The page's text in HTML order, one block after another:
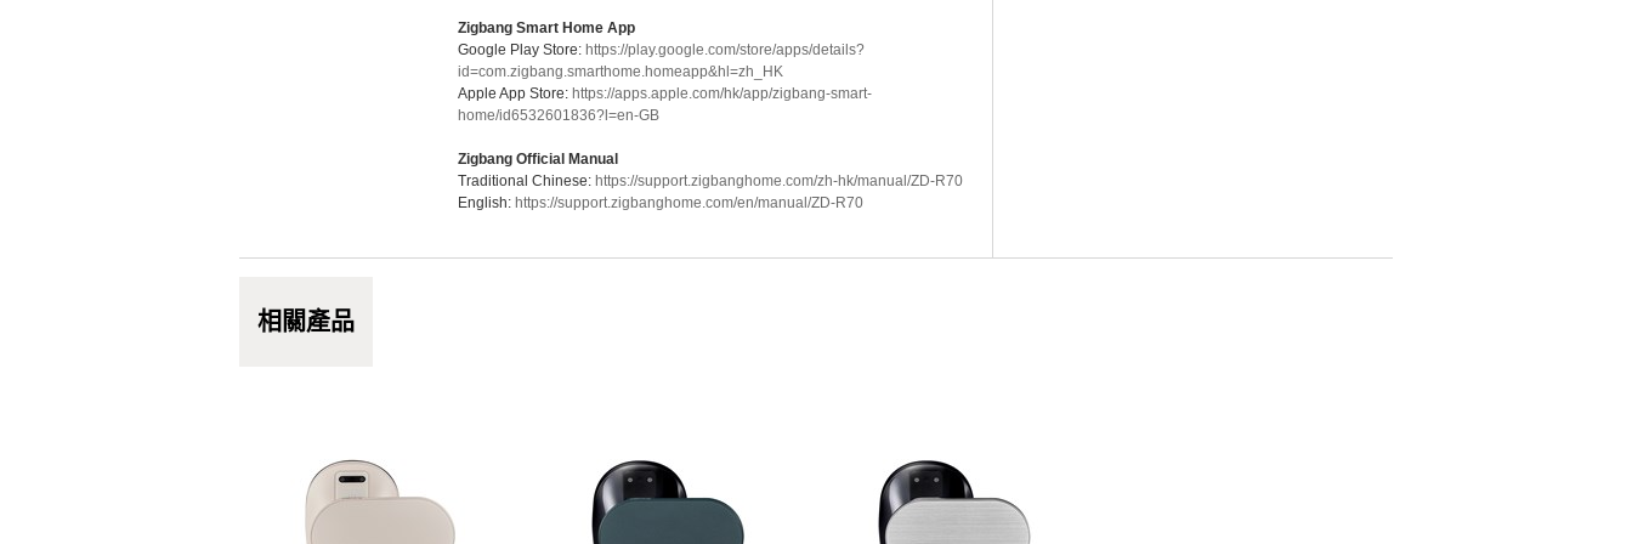
Zigbang Smart Home App
Google Play Store: https://play.google.com/store/apps/details?
id=com.zigbang.smarthome.homeapp&hl=zh_HK
Apple App Store: https://apps.apple.com/hk/app/zigbang-smart-
home/id6532601836?l=en-GB
Zigbang Official Manual
Traditional Chinese: https://support.zigbanghome.com/zh-hk/manual/ZD-R70
English: https://support.zigbanghome.com/en/manual/ZD-R70
相關產品